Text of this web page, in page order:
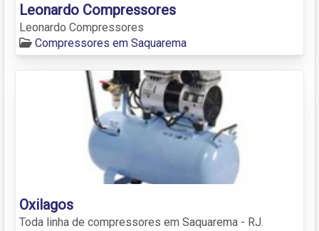
Leonardo Compressores
Leonardo Compressores
Compressores em Saquarema
Oxilagos
Toda linha de compressores em Saquarema - RJ.